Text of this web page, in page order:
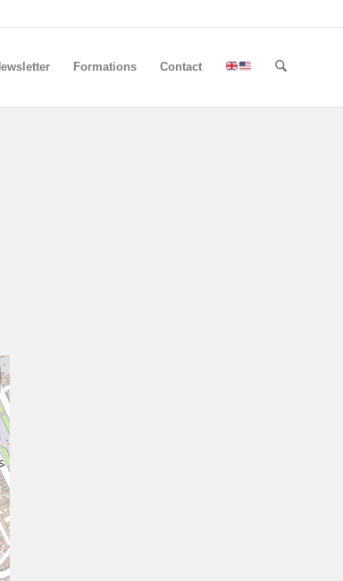
Formations Contact